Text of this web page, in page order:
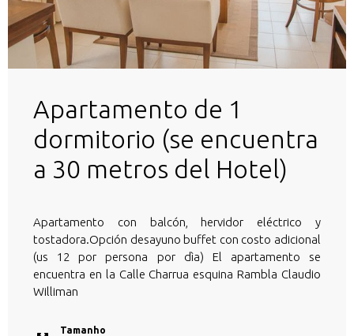
Apartamento de 1
dormitorio (se encuentra
a 30 metros del Hotel)
Apartamento con balcón, hervidor eléctrico y
tostadora.Opción desayuno buffet con costo adicional
(us 12 por persona por dìa) El apartamento se
encuentra en la Calle Charrua esquina Rambla Claudio
Williman
Tamanho